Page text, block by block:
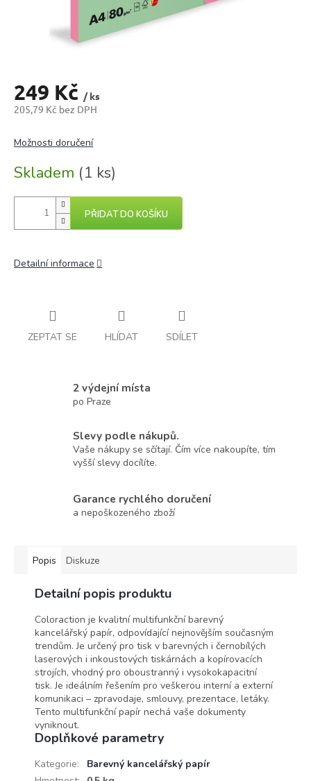
249 Kč / ks
205,79 Kč bez DPH
cena:
Skladem (1 ks)
Možnosti doručení
PŘIDAT DO KOŠÍKU
Detailní informace
ZEPTAT SE HLÍDAT SDÍLET
2 výdejní místa
po Praze
Slevy podle nákupů.
Vaše nákupy se sčítají. Čím více nakoupíte, tím
vyšší slevy docílíte.
Garance rychlého doručení
a nepoškozeného zboží
Popis Diskuze
Detailní popis produktu
Coloraction je kvalitní multifunkční barevný
kancelářský papír, odpovídající nejnovějším současným
trendům. Je určený pro tisk v barevných i černobílých
laserových i inkoustových tiskárnách a kopírovacích
strojích, vhodný pro oboustranný i vysokokapacitní
tisk. Je ideálním řešením pro veškerou interní a externí
komunikaci – zpravodaje, smlouvy, prezentace, letáky.
Tento multifunkční papír nechá vaše dokumenty
vyniknout.
Doplňkové parametry
Kategorie:
Barevný kancelářský papír